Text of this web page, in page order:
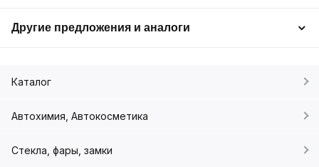
Другие предложения и аналоги
Каталог
Автохимия, Автокосметика
Стекла, фары, замки